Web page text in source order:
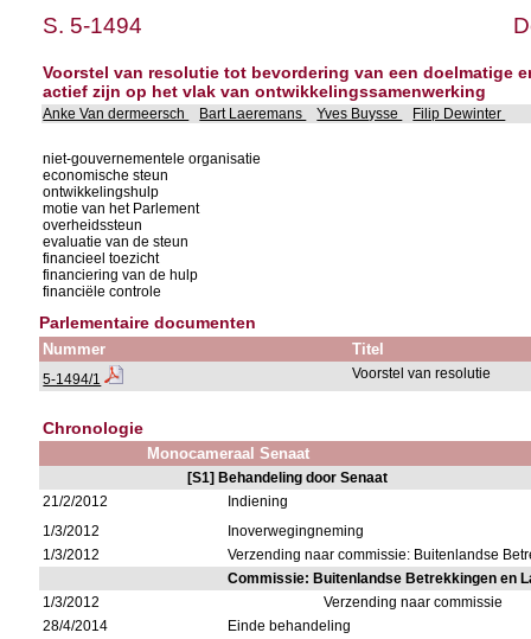
S. 5-1494
Voorstel van resolutie tot bevordering van een doelmatige
actief zijn op het vlak van ontwikkelingssamenwerking
Anke Van dermeersch Bart Laeremans Yves Buysse Filip Dewinter
niet-gouvernementele organisatie
economische steun
ontwikkelingshulp
motie van het Parlement
overheidssteun
evaluatie van de steun
financieel toezicht
financiering van de hulp
financiële controle
Parlementaire documenten
Nummer Titel
5-1494/1 Voorstel van resolutie
Chronologie
Monocameraal Senaat
[S1] Behandeling door Senaat
21/2/2012
Indiening
1/3/2012
Inoverwegingneming
1/3/2012
Verzending naar commissie: Buitenlandse
Commissie: Buitenlandse Betrekkingen en
1/3/2012
Verzending naar commissie
28/4/2014
Einde behandeling